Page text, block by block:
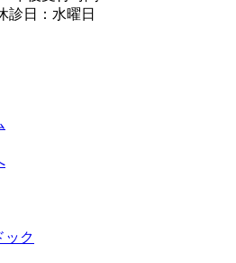
診日：水曜日
ック